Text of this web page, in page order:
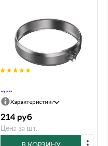
0,50
Характеристики
214 руб
Цена за шт.